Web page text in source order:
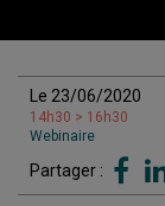
Le 23/06/2020
14h30 > 16h30
Webinaire
Partager :